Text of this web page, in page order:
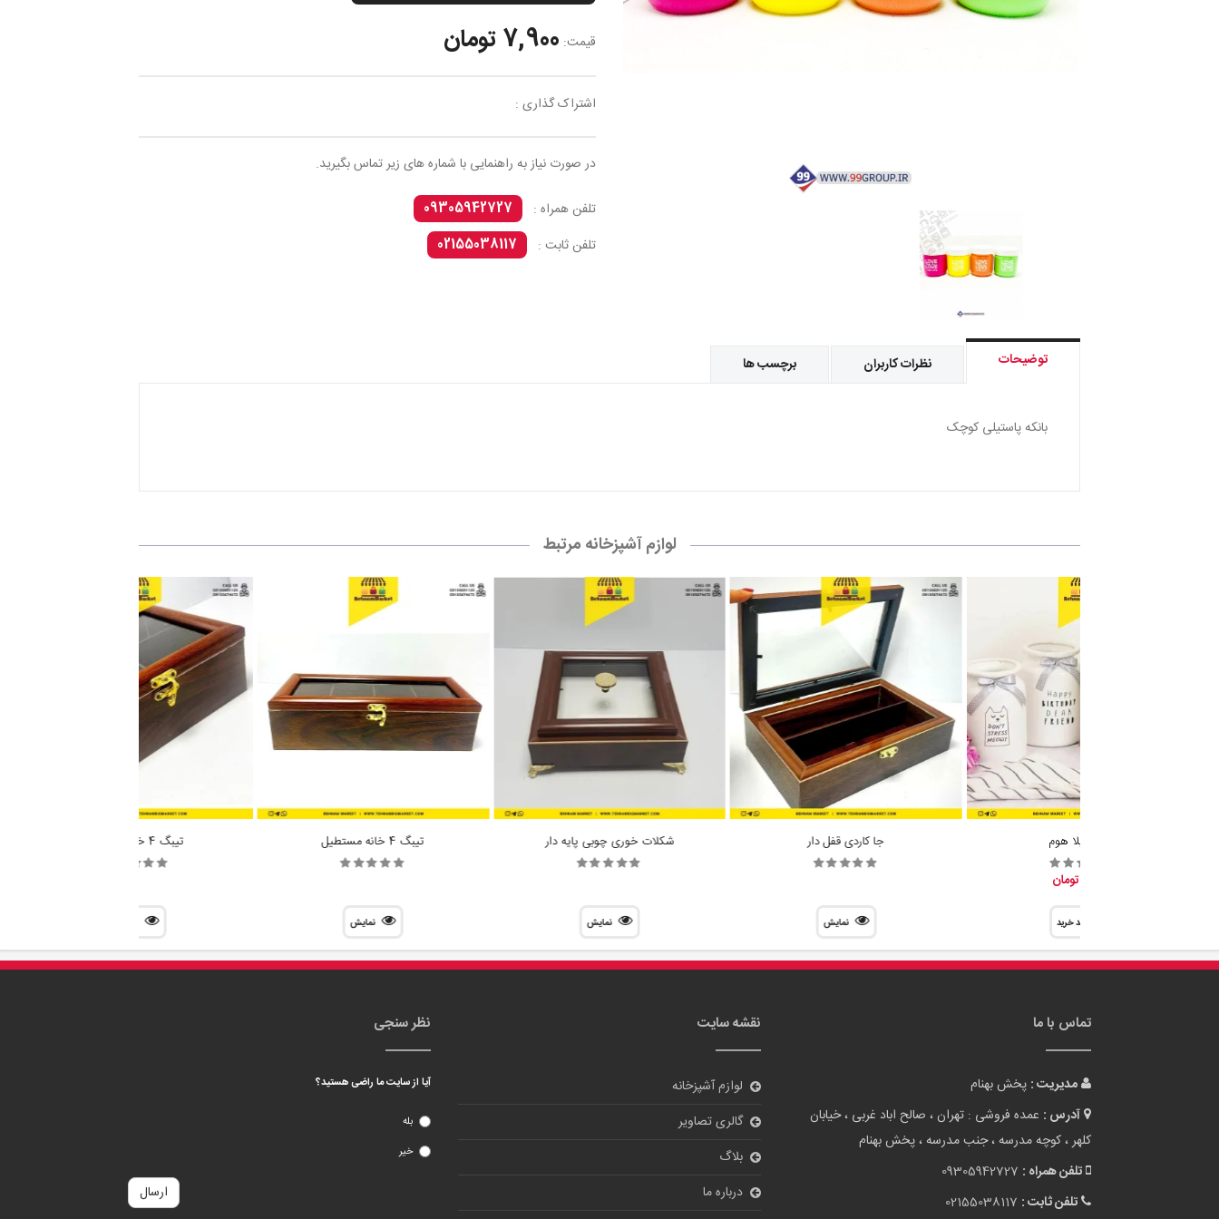
قیمت: 7,900 تومان
اشتراک گذاری :
در صورت نیاز به راهنمایی با شماره های زیر تماس بگیرید.
تلفن همراه :
09305942727
تلفن ثابت :
02155038117
توضیحات نظرات کاربران برچسب ها
بانكه پاستيلی كوچک
لوازم آشپزخانه مرتبط
گلدان ایلا هوم
سبد خرید
جا کاردی قفل دار
نمایش
شکلات خوری چوبی پایه دار
نمایش
تیبگ 4 خانه مستطیل
نمایش
تیبگ 4 خانه قفل دار
تماس با ما
مدیریت : پخش بهنام
آدرس : عمده فروشی : تهران ، صالح اباد غربی ، خیابان
کلهر ، کوچه مدرسه ، جنب مدرسه ، پخش بهنام
تلفن همراه : 09305942727
تلفن ثابت : 02155038117
نقشه سایت
لوازم آشپزخانه
گالری تصاویر
بلاگ
درباره ما
نظر سنجی
آیا از سایت ما راضی هستید؟
بله
خیر
ارسال